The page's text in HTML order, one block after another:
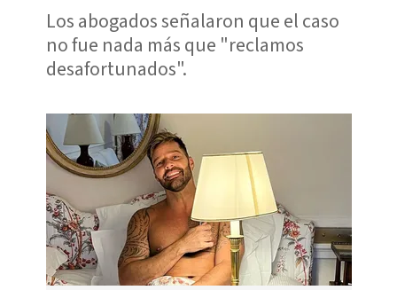
Los abogados señalaron que el caso
no fue nada más que "reclamos
desafortunados".